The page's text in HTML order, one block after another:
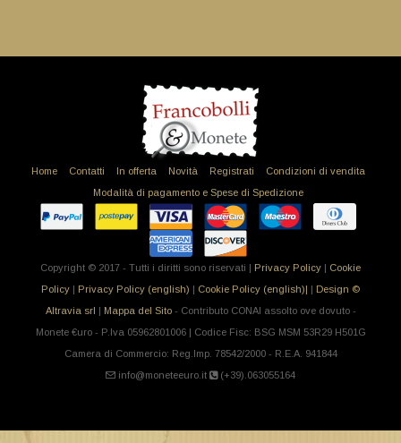
Home Contatti In offerta Novità Registrati
Condizioni di vendita
Modalità di pagamento e Spese di Spedizione
Copyright © 2017 - Tutti i diritti sono riservati | Privacy Policy | Cookie
Policy | Privacy Policy (english) | Cookie Policy (english)| | Design ©
Altravia srl | Mappa del Sito- Contributo CONAI assolto ove dovuto -
Monete €uro - P.Iva 05962801006 | Codice Fisc: BSG MSM 53R29 H501G
Camera di Commercio: Reg.Imp. 78542/2000 - R.E.A. 941844
info@moneteeuro.it
(+39).063055164